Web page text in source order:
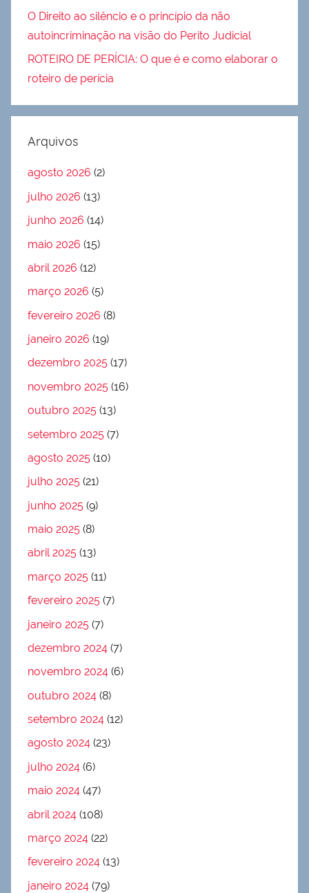
O Direito ao silêncio e o princípio da não
autoincriminação na visão do Perito Judicial
ROTEIRO DE PERÍCIA: O que é e como elaborar o
roteiro de perícia
Arquivos
agosto 2026 (2)
julho 2026 (13)
junho 2026 (14)
maio 2026 (15)
abril 2026 (12)
março 2026 (5)
fevereiro 2026 (8)
janeiro 2026 (19)
dezembro 2025 (17)
novembro 2025 (16)
outubro 2025 (13)
setembro 2025 (7)
agosto 2025 (10)
julho 2025 (21)
junho 2025 (9)
maio 2025 (8)
abril 2025 (13)
março 2025 (11)
fevereiro 2025 (7)
janeiro 2025 (7)
dezembro 2024 (7)
novembro 2024 (6)
outubro 2024 (8)
setembro 2024 (12)
agosto 2024 (23)
julho 2024 (6)
maio 2024 (47)
abril 2024 (108)
março 2024 (22)
fevereiro 2024 (13)
janeiro 2024 (79)